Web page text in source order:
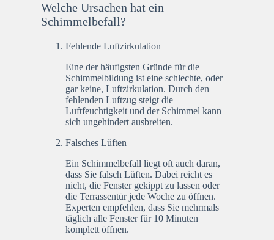
Welche Ursachen hat ein
Schimmelbefall?
Fehlende Luftzirkulation
Eine der häufigsten Gründe für die
Schimmelbildung ist eine schlechte, oder
gar keine, Luftzirkulation. Durch den
fehlenden Luftzug steigt die
Luftfeuchtigkeit und der Schimmel kann
sich ungehindert ausbreiten.
Falsches Lüften
Ein Schimmelbefall liegt oft auch daran,
dass Sie falsch Lüften. Dabei reicht es
nicht, die Fenster gekippt zu lassen oder
die Terrassentür jede Woche zu öffnen.
Experten empfehlen, dass Sie mehrmals
täglich alle Fenster für 10 Minuten
komplett öffnen.